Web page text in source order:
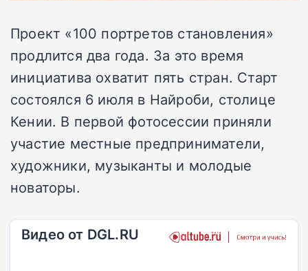
Проект «100 портретов становления»
продлится два года. За это время
инициатива охватит пять стран. Старт
состоялся 6 июля в Найроби, столице
Кении. В первой фотосессии приняли
участие местные предприниматели,
художники, музыканты и молодые
новаторы.
Видео от DGL.RU